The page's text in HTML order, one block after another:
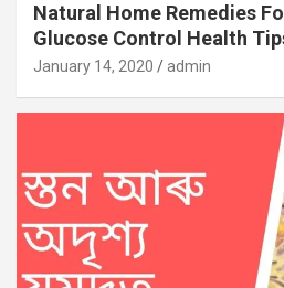
Natural Home Remedies
Glucose Control Health
January 14, 2020 admin